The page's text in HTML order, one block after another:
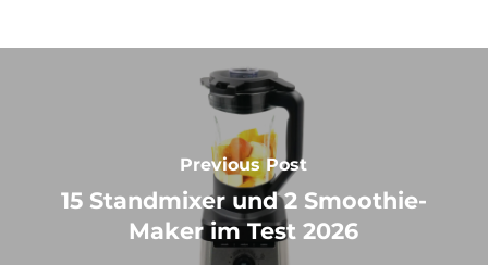
Previous Post
15 Standmixer und 2 Smoothie-
Maker im Test 2026